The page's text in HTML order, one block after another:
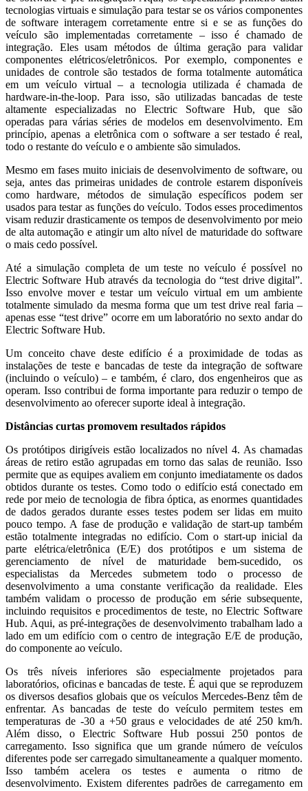
tecnologias virtuais e simulação para testar se os vários componentes
de software interagem corretamente entre si e se as funções do
veículo são implementadas corretamente – isso é chamado de
integração. Eles usam métodos de última geração para validar
componentes elétricos/eletrônicos. Por exemplo, componentes e
unidades de controle são testados de forma totalmente automática
em um veículo virtual – a tecnologia utilizada é chamada de
hardware-in-the-loop. Para isso, são utilizadas bancadas de teste
altamente especializadas no Electric Software Hub, que são
operadas para várias séries de modelos em desenvolvimento. Em
princípio, apenas a eletrônica com o software a ser testado é real,
todo o restante do veículo e o ambiente são simulados.
Mesmo em fases muito iniciais de desenvolvimento de software, ou
seja, antes das primeiras unidades de controle estarem disponíveis
como hardware, métodos de simulação específicos podem ser
usados ​​para testar as funções do veículo. Todos esses procedimentos
visam reduzir drasticamente os tempos de desenvolvimento por meio
de alta automação e atingir um alto nível de maturidade do software
o mais cedo possível.
Até a simulação completa de um teste no veículo é possível no
Electric Software Hub através da tecnologia do “test drive digital”.
Isso envolve mover e testar um veículo virtual em um ambiente
totalmente simulado da mesma forma que um test drive real faria –
apenas esse “test drive” ocorre em um laboratório no sexto andar do
Electric Software Hub.
Um conceito chave deste edifício é a proximidade de todas as
instalações de teste e bancadas de teste da integração de software
(incluindo o veículo) – e também, é claro, dos engenheiros que as
operam. Isso contribui de forma importante para reduzir o tempo de
desenvolvimento ao oferecer suporte ideal à integração.
Distâncias curtas promovem resultados rápidos
Os protótipos dirigíveis estão localizados no nível 4. As chamadas
áreas de retiro estão agrupadas em torno das salas de reunião. Isso
permite que as equipes avaliem em conjunto imediatamente os dados
obtidos durante os testes. Como todo o edifício está conectado em
rede por meio de tecnologia de fibra óptica, as enormes quantidades
de dados gerados durante esses testes podem ser lidas em muito
pouco tempo. A fase de produção e validação de start-up também
estão totalmente integradas no edifício. Com o start-up inicial da
parte elétrica/eletrônica (E/E) dos protótipos e um sistema de
gerenciamento de nível de maturidade bem-sucedido, os
especialistas da Mercedes submetem todo o processo de
desenvolvimento a uma constante verificação da realidade. Eles
também validam o processo de produção em série subsequente,
incluindo requisitos e procedimentos de teste, no Electric Software
Hub. Aqui, as pré-integrações de desenvolvimento trabalham lado a
lado em um edifício com o centro de integração E/E de produção,
do componente ao veículo.
Os três níveis inferiores são especialmente projetados para
laboratórios, oficinas e bancadas de teste. É aqui que se reproduzem
os diversos desafios globais que os veículos Mercedes-Benz têm de
enfrentar. As bancadas de teste do veículo permitem testes em
temperaturas de -30 a +50 graus e velocidades de até 250 km/h.
Além disso, o Electric Software Hub possui 250 pontos de
carregamento. Isso significa que um grande número de veículos
diferentes pode ser carregado simultaneamente a qualquer momento.
Isso também acelera os testes e aumenta o ritmo de
desenvolvimento. Existem diferentes padrões de carregamento em